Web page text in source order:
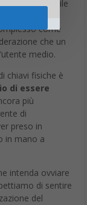
improbabile
dei rischi
come
che un
medio.
chiavi fisiche è
di essere
più
di
preso in
in mano a
intenda ovviare
di sentire
del